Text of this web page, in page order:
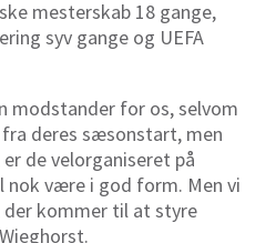
mesterskab 18 gange,
syv gange og UEFA
modstander for os, selvom
deres sæsonstart, men
de velorganiseret på
nok være i god form. Men vi
der kommer til at styre